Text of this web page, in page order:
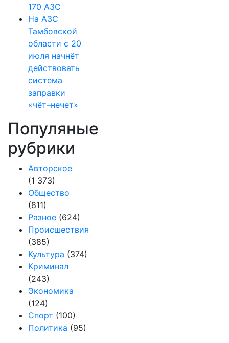
170 АЗС
На АЗС
Тамбовской
области с 20
июля начнёт
действовать
система
заправки
«чёт–нечет»
Популяные
рубрики
Авторское
(1 373)
Общество
(811)
Разное (624)
Происшествия
(385)
Культура (374)
Криминал
(243)
Экономика
(124)
Спорт (100)
Политика (95)